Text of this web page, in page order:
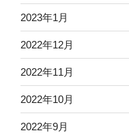
2023年1月
2022年12月
2022年11月
2022年10月
2022年9月